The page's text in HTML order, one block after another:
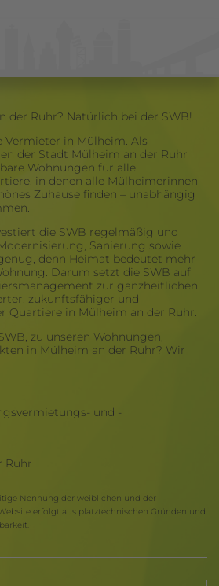
der Ruhr? Natürlich bei der SWB!
Vermieter in Mülheim. Als
der Stadt Mülheim an der Ruhr
Wohnungen für alle
in denen alle Mülheimerinnen
Zuhause finden – unabhängig
die SWB regelmäßig und
Sanierung sowie
denn Heimat bedeutet mehr
Darum setzt die SWB auf
zur ganzheitlichen
zukunftsfähiger und
Quartiere in Mülheim an der Ruhr.
zu unseren Wohnungen,
in Mülheim an der Ruhr? Wir
und -
Ruhr
Nennung der weiblichen und der
erfolgt aus platztechnischen Gründen und